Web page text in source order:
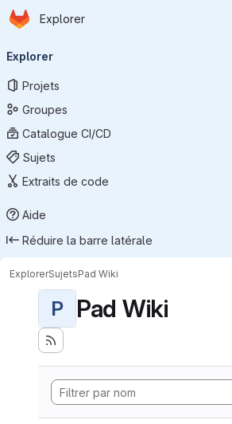
Passer au contenu principal
Page d'accueil
Explorer
principale
Explorer
Projets
Groupes
Catalogue CI/CD
Sujets
Extraits de code
Aide
Réduire la barre latérale
ExplorerSujetsPad Wiki
P Pad Wiki